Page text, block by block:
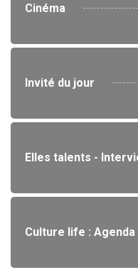
Cinéma
Invité du jour
Elles talents -
Culture life :